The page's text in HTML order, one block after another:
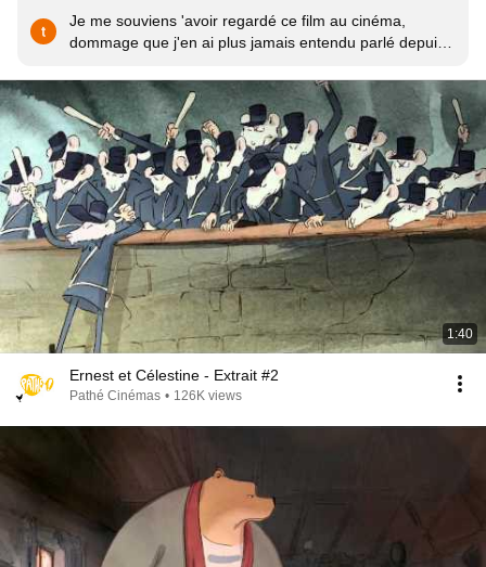
Je me souviens 'avoir regardé ce film au cinéma,
dommage que j'en ai plus jamais entendu parlé depuis,
raison, là, juste maintenant.
1:40
Ernest et Célestine - Extrait #2
Pathé Cinémas • 126K views